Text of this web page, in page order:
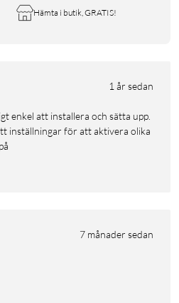
Hämta i butik, GRATIS!
1 år sedan
inställningar för att aktivera olika
7 månader sedan